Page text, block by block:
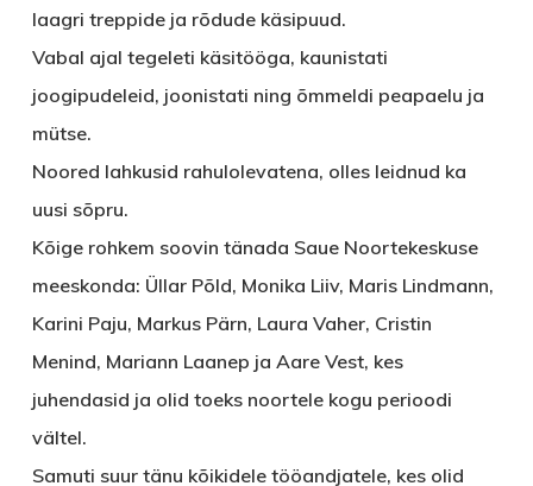
laagri treppide ja rõdude käsipuud.
Vabal ajal tegeleti käsitööga, kaunistati
joogipudeleid, joonistati ning õmmeldi peapaelu ja
mütse.
Noored lahkusid rahulolevatena, olles leidnud ka
uusi sõpru.
Kõige rohkem soovin tänada Saue Noortekeskuse
meeskonda: Üllar Põld, Monika Liiv, Maris Lindmann,
Karini Paju, Markus Pärn, Laura Vaher, Cristin
Menind, Mariann Laanep ja Aare Vest, kes
juhendasid ja olid toeks noortele kogu perioodi
vältel.
Samuti suur tänu kõikidele tööandjatele, kes olid